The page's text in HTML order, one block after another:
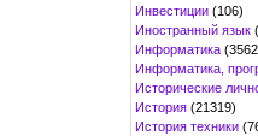
Инвестиции (106)
Иностранный язык
Информатика
Информатика,
Исторические
История (21319)
История техники